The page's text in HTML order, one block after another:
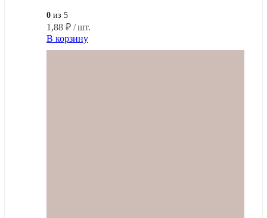
0 из 5
1,88 ₽ / шт.
В корзину